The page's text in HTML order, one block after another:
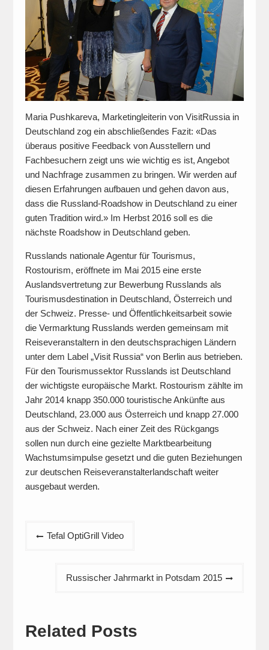
Maria Pushkareva, Marketingleiterin von VisitRussia in
Deutschland zog ein abschließendes Fazit: «Das
überaus positive Feedback von Ausstellern und
Fachbesuchern zeigt uns wie wichtig es ist, Angebot
und Nachfrage zusammen zu bringen. Wir werden auf
diesen Erfahrungen aufbauen und gehen davon aus,
dass die Russland-Roadshow in Deutschland zu einer
guten Tradition wird.» Im Herbst 2016 soll es die
nächste Roadshow in Deutschland geben.
Russlands nationale Agentur für Tourismus,
Rostourism, eröffnete im Mai 2015 eine erste
Auslandsvertretung zur Bewerbung Russlands als
Tourismusdestination in Deutschland, Österreich und
der Schweiz. Presse- und Öffentlichkeitsarbeit sowie
die Vermarktung Russlands werden gemeinsam mit
Reiseveranstaltern in den deutschsprachigen Ländern
unter dem Label „Visit Russia“ von Berlin aus betrieben.
Für den Tourismussektor Russlands ist Deutschland
der wichtigste europäische Markt. Rostourism zählte im
Jahr 2014 knapp 350.000 touristische Ankünfte aus
Deutschland, 23.000 aus Österreich und knapp 27.000
aus der Schweiz. Nach einer Zeit des Rückgangs
sollen nun durch eine gezielte Marktbearbeitung
Wachstumsimpulse gesetzt und die guten Beziehungen
zur deutschen Reiseveranstalterlandschaft weiter
ausgebaut werden.
Beitragsnavigation
Tefal OptiGrill Video
Russischer Jahrmarkt in Potsdam 2015
Related Posts